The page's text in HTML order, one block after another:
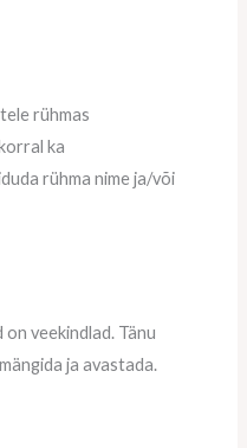
rühmas
ka
rühma nime ja/või
veekindlad. Tänu
ja avastada.